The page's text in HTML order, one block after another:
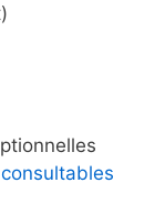
consultables